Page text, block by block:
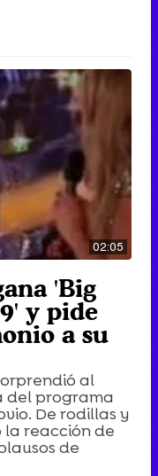
02:05
'Big
y pide
a su
al
del programa
De rodillas y
la reacción de
de